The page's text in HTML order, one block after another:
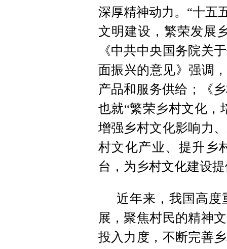
深厚精神动力。“十五
文明建设，繁荣发展
《中共中央国务院关
面振兴的意见》强调
产品和服务供给；《
也就“繁荣乡村文化，
增强乡村文化影响力
村文化产业、提升
台，为乡村文化建设
近年来，我国高度
展，聚焦村民的精神
投入力度，不断完善